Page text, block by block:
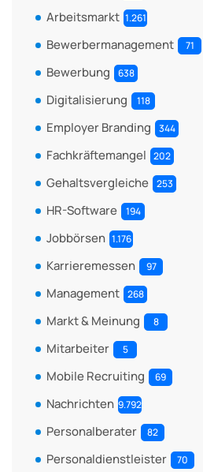
Arbeitsmarkt 1.261
Bewerbermanagement 71
Bewerbung 638
Digitalisierung 118
Employer Branding 344
Fachkräftemangel 202
Gehaltsvergleiche 253
HR-Software 194
Jobbörsen 1.176
Karrieremessen 97
Management 268
Markt & Meinung 8
Mitarbeiter 5
Mobile Recruiting 69
Nachrichten 9.792
Personalberater 82
Personaldienstleister 70